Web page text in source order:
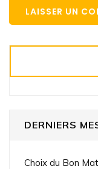
DERNIERS
Choix du Bon